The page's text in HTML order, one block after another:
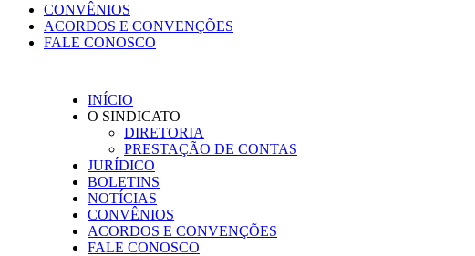
CONVÊNIOS
ACORDOS E CONVENÇÕES
FALE CONOSCO
INÍCIO
O SINDICATO
DIRETORIA
PRESTAÇÃO DE CONTAS
JURÍDICO
BOLETINS
NOTÍCIAS
CONVÊNIOS
ACORDOS E CONVENÇÕES
FALE CONOSCO